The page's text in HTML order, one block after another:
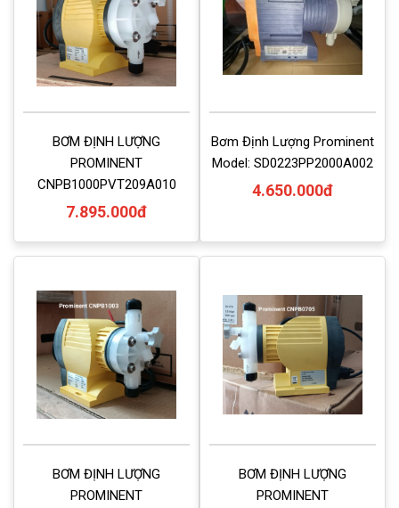
BƠM ĐỊNH LƯỢNG
PROMINENT
CNPB1000PVT209A010
7.895.000đ
Bơm Định Lượng Prominent
Model: SD0223PP2000A002
4.650.000đ
BƠM ĐỊNH LƯỢNG
PROMINENT
BƠM ĐỊNH LƯỢNG
PROMINENT